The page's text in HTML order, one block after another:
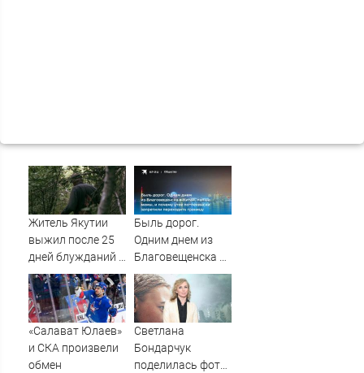
Житель Якутии
выжил после 25
дней блужданий в
тайге
Быль дорог.
Одним днем из
Благовещенска в
Китай, лапша,
мемы, и почему
утке по-пекински
запретили
переходить
«Салават Юлаев»
и СКА произвели
обмен
Светлана
Бондарчук
поделилась фото